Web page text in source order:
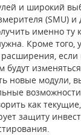
и широкий
(SMU) и
именно ту
Кроме того,
расширения,
новые модули,
возможности
как
защиту